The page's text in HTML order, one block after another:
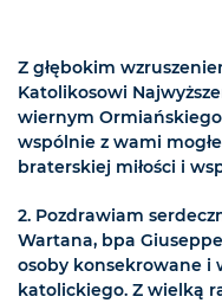
Z głębokim
Katolikosowi
wiernym Ormiańskiego
wspólnie z wami
braterskiej miłości i
2. Pozdrawiam
Wartana, bpa
osoby konsekrowane i
katolickiego. Z wielką